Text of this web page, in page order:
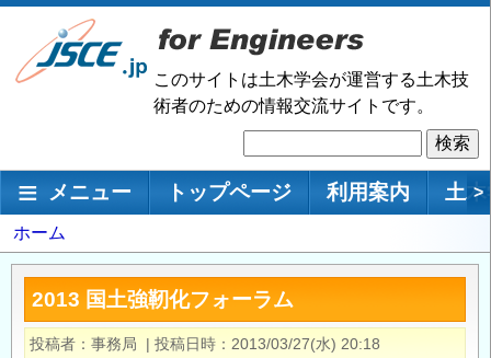
メ
ン
移
このサイトは土木学会が運営する土木技
術者のための情報交流サイトです。
索
メインナビゲーション
メニュー トップページ 利用案内 土 >
パ
ン
く
ず
ホーム
2013 国土強靭化フォーラム
投稿者 事務局 | 投稿日時
2013/03/27(水) 20:18